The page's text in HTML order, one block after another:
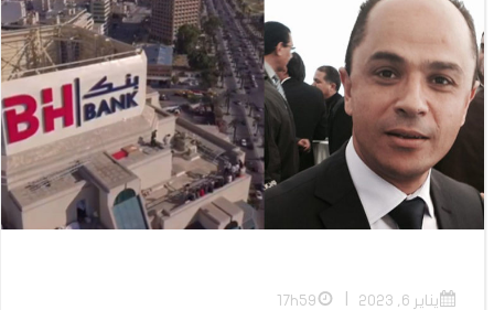
يناير 6, 2023 17h59